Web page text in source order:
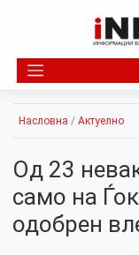
Насловна / Актуелно
Од 23
само на
одобрен